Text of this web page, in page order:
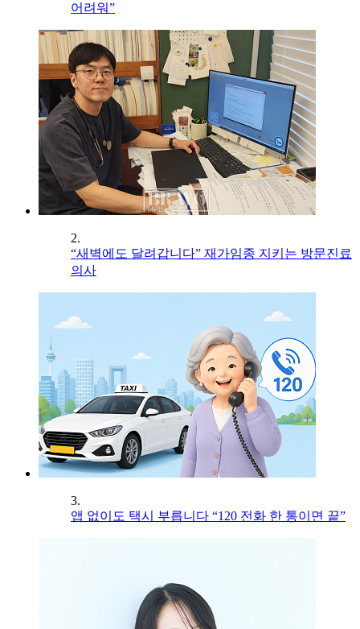
어려워”
2.
“새벽에도 달려갑니다” 재가임종 지키는 방문진료
의사
3.
앱 없이도 택시 부릅니다 “120 전화 한 통이면 끝”